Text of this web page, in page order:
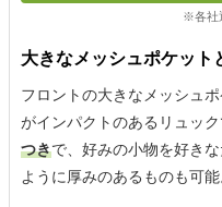
※各社
大きなメッシュポケット
フロントの大きなメッシュ
がインパクトのあるリュック
つきで、好みの小物を好き
ように厚みのあるものも可能